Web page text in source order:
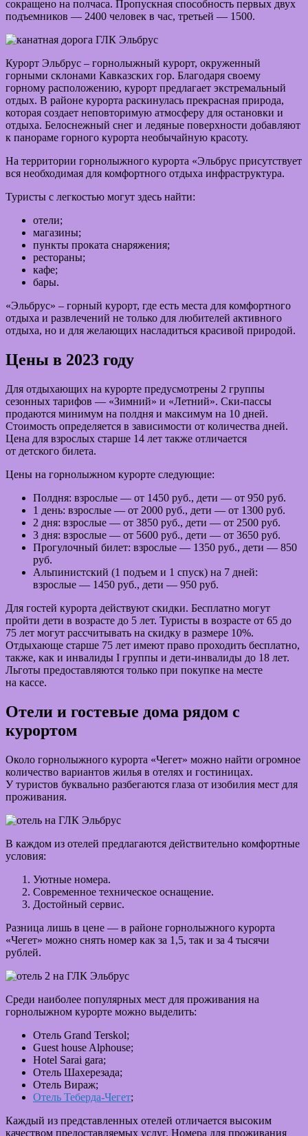
сокращено на полчаса. Пропускная способность первых двух
подъемников — 2400 человек в час, третьей — 1500.
Курорт Эльбрус – горнолыжный курорт, окруженный
горными склонами Кавказских гор. Благодаря своему
горному расположению, курорт предлагает экстремальный
отдых. В районе курорта раскинулась прекрасная природа,
которая создает неповторимую атмосферу для остановки и
отдыха. Белоснежный снег и ледяные поверхности добавляют
к панораме горного курорта необычайную красоту.
На территории горнолыжного курорта «Эльбрус присутствует
вся необходимая для комфортного отдыха инфраструктура.
Туристы с легкостью могут здесь найти:
отели;
магазины;
пункты проката снаряжения;
рестораны;
кафе;
бары.
«Эльбрус» – горный курорт, где есть места для комфортного
отдыха и развлечений не только для любителей активного
отдыха, но и для желающих насладиться красивой природой.
Цены в 2023 году
Для отдыхающих на курорте предусмотрены 2 группы
сезонных тарифов — «Зимний» и «Летний». Ски-пассы
продаются минимум на полдня и максимум на 10 дней.
Стоимость определяется в зависимости от количества дней.
Цена для взрослых старше 14 лет также отличается
от детского билета.
Цены на горнолыжном курорте следующие:
Полдня: взрослые — от 1450 руб., дети — от 950 руб.
1 день: взрослые — от 2000 руб., дети — от 1300 руб.
2 дня: взрослые — от 3850 руб., дети — от 2500 руб.
3 дня: взрослые — от 5600 руб., дети — от 3650 руб.
Прогулочный билет: взрослые — 1350 руб., дети — 850
руб.
Альпинистский (1 подъем и 1 спуск) на 7 дней:
взрослые — 1450 руб., дети — 950 руб.
Для гостей курорта действуют скидки. Бесплатно могут
пройти дети в возрасте до 5 лет. Туристы в возрасте от 65 до
75 лет могут рассчитывать на скидку в размере 10%.
Отдыхающе старше 75 лет имеют право проходить бесплатно,
также, как и инвалиды I группы и дети-инвалиды до 18 лет.
Льготы предоставляются только при покупке на месте
на кассе.
Отели и гостевые дома рядом с
курортом
Около горнолыжного курорта «Чегет» можно найти огромное
количество вариантов жилья в отелях и гостиницах.
У туристов буквально разбегаются глаза от изобилия мест для
проживания.
В каждом из отелей предлагаются действительно комфортные
условия:
Уютные номера.
Современное техническое оснащение.
Достойный сервис.
Разница лишь в цене — в районе горнолыжного курорта
«Чегет» можно снять номер как за 1,5, так и за 4 тысячи
рублей.
Среди наиболее популярных мест для проживания на
горнолыжном курорте можно выделить:
Отель Grand Terskol;
Guest house Alphouse;
Hotel Sarai gara;
Отель Шахерезада;
Отель Вираж;
Отель Теберда-Чегет;
Каждый из представленных отелей отличается высоким
качеством предоставляемых услуг. Номера для проживания